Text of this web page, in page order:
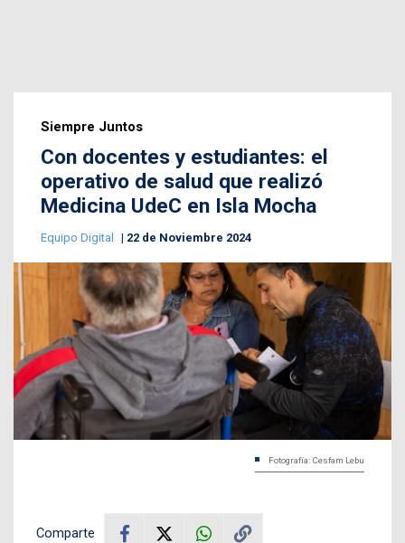
Siempre Juntos
Con docentes y estudiantes: el
operativo de salud que realizó
Medicina UdeC en Isla Mocha
Equipo Digital 22 de Noviembre 2024
Fotografía: Cesfam Lebu
Comparte